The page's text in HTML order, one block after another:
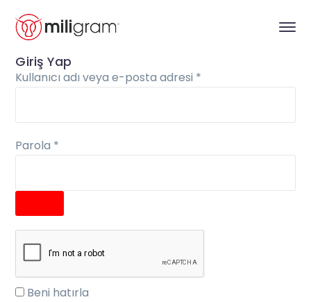
Giriş Yap
Kullanıcı adı veya e-posta adresi *
Parola *
Beni hatırla